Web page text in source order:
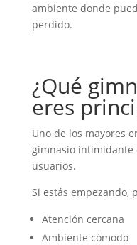
ambiente donde
perdido.
¿Qué
eres
Uno de los mayores
gimnasio intimidante
usuarios.
Si estás empezando,
Atención cercana
Ambiente cómodo